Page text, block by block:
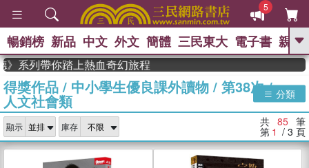
5
GO
熱搜： 東野圭吾 、 高希均教授回憶錄
、 、 如果歷
史是一群喵 、 暑期推薦 、 國際布克
台灣的李
登輝時代 、 數學女孩：黎曼猜想 、
偉大的迷走神經
暢銷榜 新品 中文 外文 簡體 三民東大 電子書 親子
你踏上熱血奇幻旅程
得獎作品 / 中小學生優良課外讀物 / 第38次/
人文社會類 分類
顯示 庫存 共 85 筆
第 1 / 3 頁